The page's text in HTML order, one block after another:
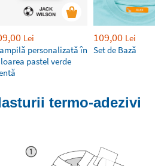
Lei
personalizată în
pastel verde
109,00 Lei
Set de Bază
termo-adezivi